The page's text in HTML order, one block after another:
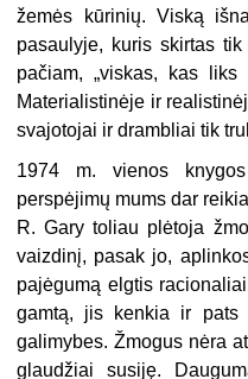
žemės kūrinių. Viską
pasaulyje, kuris skirtas
pačiam, „viskas, kas
Materialistinėje ir
svajotojai ir drambliai tik
1974 m. vienos
perspėjimų mums dar
R. Gary toliau plėtoja
vaizdinį, pasak jo,
pajėgumą elgtis
gamtą, jis kenkia ir pats
galimybes. Žmogus nėra
glaudžiai susiję.